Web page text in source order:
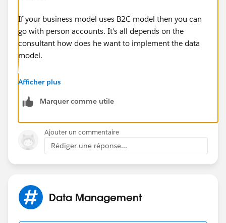
If your business model uses B2C model then you can
go with person accounts. It's all depends on the
consultant how does he want to implement the data
model.
These link might be helpful for you.
http://salesforce.stackexchange.com/questions/2128
https://www.shellblack.com/consulting/people-are-
people-in-salesforce/
e-health-cloud.html
Afficher plus
Marquer comme utile
Ajouter un commentaire
Rédiger une réponse...
Data Management